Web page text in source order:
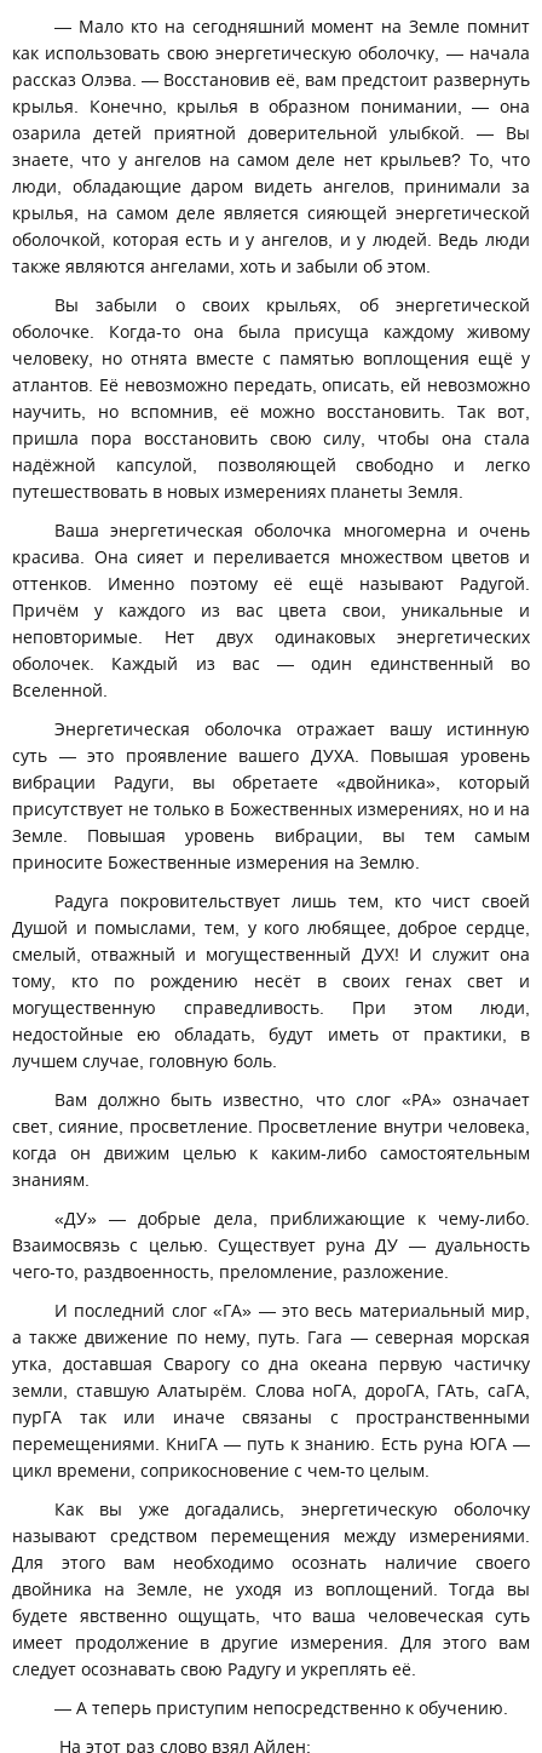
— Мало кто на сегодняшний момент на Земле помнит
как использовать свою энергетическую оболочку, — начала
рассказ Олэва. — Восстановив её, вам предстоит развернуть
крылья. Конечно, крылья в образном понимании, — она
озарила детей приятной доверительной улыбкой. — Вы
знаете, что у ангелов на самом деле нет крыльев? То, что
люди, обладающие даром видеть ангелов, принимали за
крылья, на самом деле является сияющей энергетической
оболочкой, которая есть и у ангелов, и у людей. Ведь люди
также являются ангелами, хоть и забыли об этом.
Вы забыли о своих крыльях, об энергетической
оболочке. Когда-то она была присуща каждому живому
человеку, но отнята вместе с памятью воплощения ещё у
атлантов. Её невозможно передать, описать, ей невозможно
научить, но вспомнив, её можно восстановить. Так вот,
пришла пора восстановить свою силу, чтобы она стала
надёжной капсулой, позволяющей свободно и легко
путешествовать в новых измерениях планеты Земля.
Ваша энергетическая оболочка многомерна и очень
красива. Она сияет и переливается множеством цветов и
оттенков. Именно поэтому её ещё называют Радугой.
Причём у каждого из вас цвета свои, уникальные и
неповторимые. Нет двух одинаковых энергетических
оболочек. Каждый из вас — один единственный во
Вселенной.
Энергетическая оболочка отражает вашу истинную
суть — это проявление вашего ДУХА. Повышая уровень
вибрации Радуги, вы обретаете «двойника», который
присутствует не только в Божественных измерениях, но и на
Земле. Повышая уровень вибрации, вы тем самым
приносите Божественные измерения на Землю.
Радуга покровительствует лишь тем, кто чист своей
Душой и помыслами, тем, у кого любящее, доброе сердце,
смелый, отважный и могущественный ДУХ! И служит она
тому, кто по рождению несёт в своих генах свет и
могущественную справедливость. При этом люди,
недостойные ею обладать, будут иметь от практики, в
лучшем случае, головную боль.
Вам должно быть известно, что слог «РА» означает
свет, сияние, просветление. Просветление внутри человека,
когда он движим целью к каким-либо самостоятельным
знаниям.
«ДУ» — добрые дела, приближающие к чему-либо.
Взаимосвязь с целью. Существует руна ДУ — дуальность
чего-то, раздвоенность, преломление, разложение.
И последний слог «ГА» — это весь материальный мир,
а также движение по нему, путь. Гага — северная морская
утка, доставшая Сварогу со дна океана первую частичку
земли, ставшую Алатырём. Слова ноГА, дороГА, ГАть, саГА,
пурГА так или иначе связаны с пространственными
перемещениями. КниГА — путь к знанию. Есть руна ЮГА —
цикл времени, соприкосновение с чем-то целым.
Как вы уже догадались, энергетическую оболочку
называют средством перемещения между измерениями.
Для этого вам необходимо осознать наличие своего
двойника на Земле, не уходя из воплощений. Тогда вы
будете явственно ощущать, что ваша человеческая суть
имеет продолжение в другие измерения. Для этого вам
следует осознавать свою Радугу и укреплять её.
— А теперь приступим непосредственно к обучению.
На этот раз слово взял Айлен: